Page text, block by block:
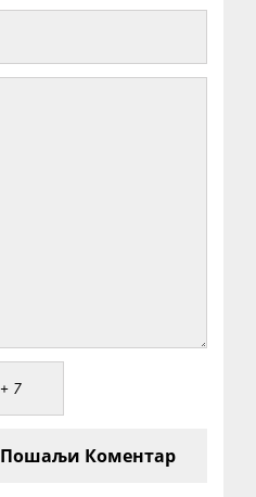
Пошаљи Коментар